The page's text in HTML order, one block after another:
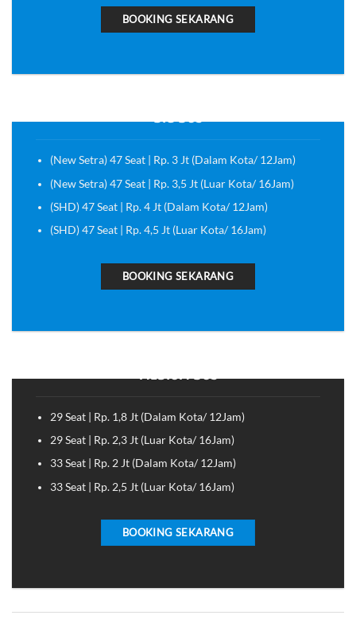
BOOKING SEKARANG
BIG BUS
(New Setra) 47 Seat | Rp. 3 Jt (Dalam Kota/ 12Jam)
(New Setra) 47 Seat | Rp. 3,5 Jt (Luar Kota/ 16Jam)
(SHD) 47 Seat | Rp. 4 Jt (Dalam Kota/ 12Jam)
(SHD) 47 Seat | Rp. 4,5 Jt (Luar Kota/ 16Jam)
BOOKING SEKARANG
MEDIUM BUS
29 Seat | Rp. 1,8 Jt (Dalam Kota/ 12Jam)
29 Seat | Rp. 2,3 Jt (Luar Kota/ 16Jam)
33 Seat | Rp. 2 Jt (Dalam Kota/ 12Jam)
33 Seat | Rp. 2,5 Jt (Luar Kota/ 16Jam)
BOOKING SEKARANG